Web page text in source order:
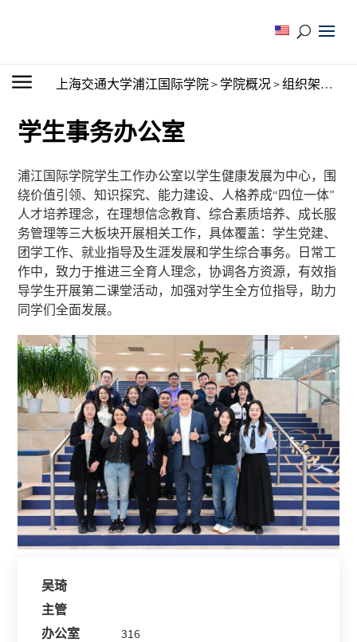
上海交通大学浦江国际学院> 学院概况>组织架构
学生事务办公室
浦江国际学院学生工作办公室以学生健康发展为中心，围
绕价值引领、知识探究、能力建设、人格养成“四位一体”
人才培养理念，在理想信念教育、综合素质培养、成长服
务管理等三大板块开展相关工作，具体覆盖：学生党建、
团学工作、就业指导及生涯发展和学生综合事务。日常工
作中，致力于推进三全育人理念，协调各方资源，有效指
导学生开展第二课堂活动，加强对学生全方位指导，助力
同学们全面发展。
吴琦
主管
办公室
316